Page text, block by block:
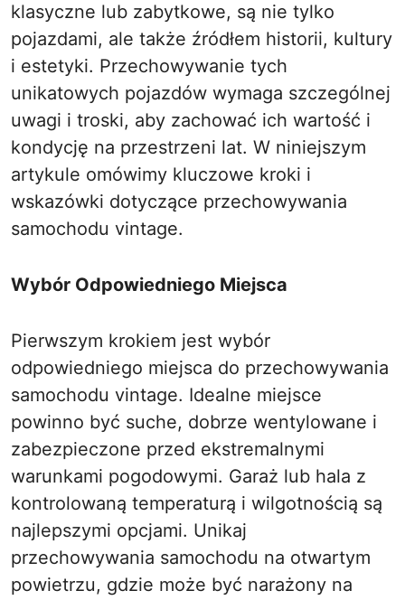
klasyczne lub zabytkowe, są nie tylko
pojazdami, ale także źródłem historii, kultury
i estetyki. Przechowywanie tych
unikatowych pojazdów wymaga szczególnej
uwagi i troski, aby zachować ich wartość i
kondycję na przestrzeni lat. W niniejszym
artykule omówimy kluczowe kroki i
wskazówki dotyczące przechowywania
samochodu vintage.
Wybór Odpowiedniego Miejsca
Pierwszym krokiem jest wybór
odpowiedniego miejsca do przechowywania
samochodu vintage. Idealne miejsce
powinno być suche, dobrze wentylowane i
zabezpieczone przed ekstremalnymi
warunkami pogodowymi. Garaż lub hala z
kontrolowaną temperaturą i wilgotnością są
najlepszymi opcjami. Unikaj
przechowywania samochodu na otwartym
powietrzu, gdzie może być narażony na